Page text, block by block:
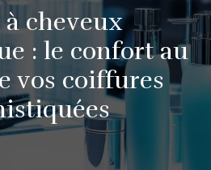
à cheveux
: le confort au
vos coiffures